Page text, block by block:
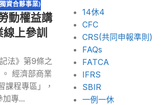
資合夥事業)
動權益講
上參訓
法》第9條之
經濟部商業
課程專區」，
加專...
14休4
CFC
CRS(共同申報準則)
FAQs
FATCA
IFRS
SBIR
一例一休